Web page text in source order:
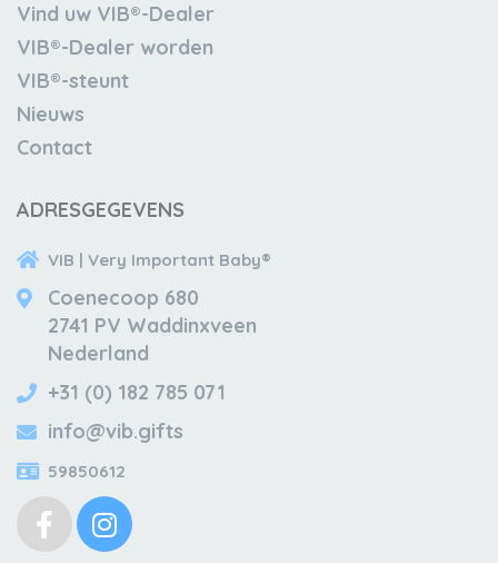
Vind uw VIB®-Dealer
VIB®-Dealer worden
VIB®-steunt
Nieuws
Contact
ADRESGEGEVENS
VIB | Very Important Baby®
Coenecoop 680
2741 PV Waddinxveen
Nederland
+31 (0) 182 785 071
info@vib.gifts
59850612